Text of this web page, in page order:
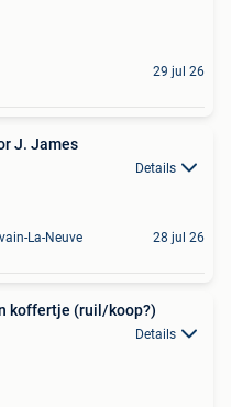
29 jul 26
J. James
Details
La-Neuve 28 jul 26
koffertje (ruil/koop?)
Details